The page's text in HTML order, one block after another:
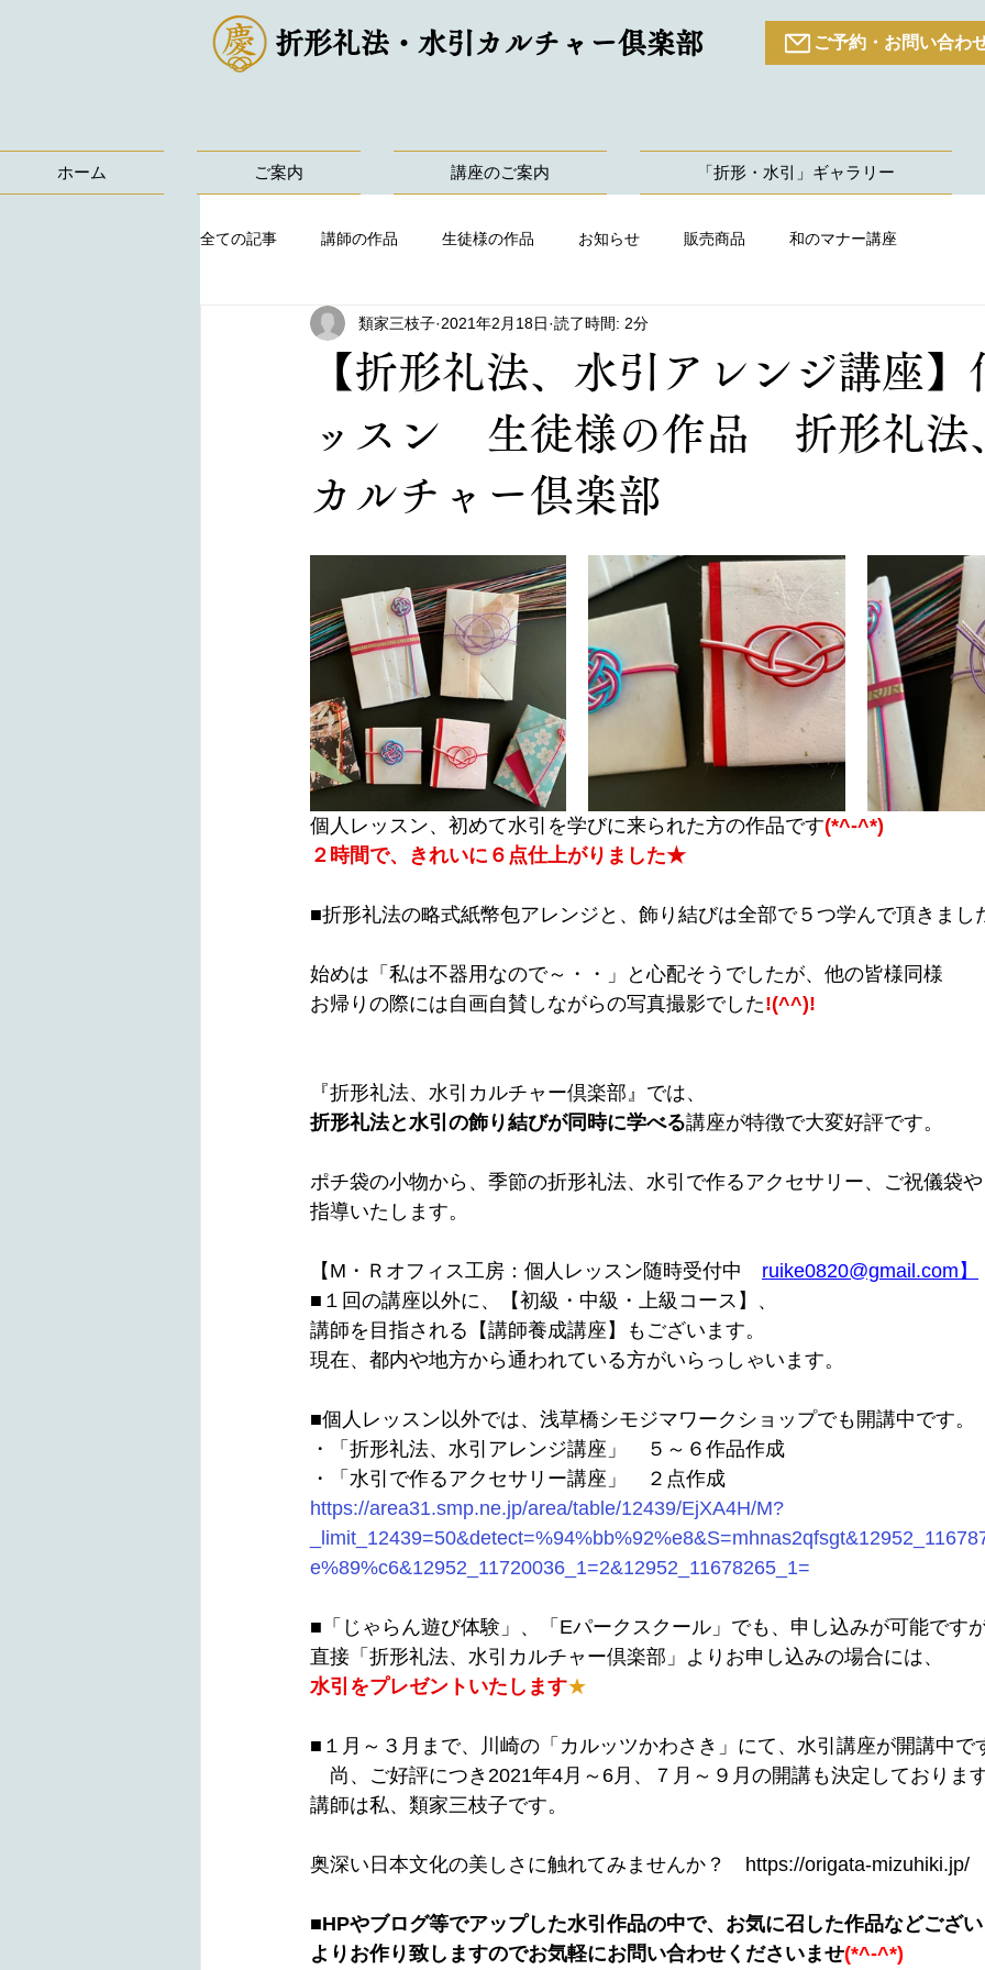
折形礼法・水引カルチャー倶楽部 ご予約・お問い合わ
ホーム ご案内 講座のご案内 「折形・水引」ギャラリー
全ての記事 講師の作品 生徒様の作品 お知らせ 販売商品 和のマナー講座
【折形礼法、水引アレンジ講座】
ッスン 生徒様の作品 折形礼法
カルチャー倶楽部
類家三枝子 2021年2月18日 読了時間: 2分
個人レッスン、初めて水引を学びに来られた方の作品です(*^-^*)
２時間で、きれいに６点仕上がりました★
■折形礼法の略式紙幣包アレンジと、飾り結びは全部で５つ学んで頂きまし
始めは「私は不器用なので～・・」と心配そうでしたが、他の皆様同様
お帰りの際には自画自賛しながらの写真撮影でした!(^^)!
『折形礼法、水引カルチャー倶楽部』では、
折形礼法と水引の飾り結びが同時に学べる講座が特徴で大変好評です。
ポチ袋の小物から、季節の折形礼法、水引で作るアクセサリー、ご祝儀袋
指導いたします。
【M・Ｒオフィス工房：個人レッスン随時受付中 ruike0820@gmail.com】
■１回の講座以外に、【初級・中級・上級コース】、
講師を目指される【講師養成講座】もございます。
現在、都内や地方から通われている方がいらっしゃいます。
■個人レッスン以外では、浅草橋シモジマワークショップでも開講中です。
・「折形礼法、水引アレンジ講座」　５～６作品作成
・「水引で作るアクセサリー講座」　２点作成
https://area31.smp.ne.jp/area/table/12439/EjXA4H/M?
e%89%c6&12952_11720036_1=2&12952_11678265_1=
■「じゃらん遊び体験」、「Eパークスクール」でも、申し込みが可能です
直接「折形礼法、水引カルチャー倶楽部」よりお申し込みの場合には、
水引をプレゼントいたします★
■１月～３月まで、川崎の「カルッツかわさき」にて、水引講座が開講中で
尚、ご好評につき2021年4月～6月、７月～９月の開講も決定しておりま
講師は私、類家三枝子です。
奥深い日本文化の美しさに触れてみませんか？　https://origata-mizuhiki.jp/
■HPやブログ等でアップした水引作品の中で、お気に召した作品などござ
よりお作り致しますのでお気軽にお問い合わせくださいませ(*^-^*)